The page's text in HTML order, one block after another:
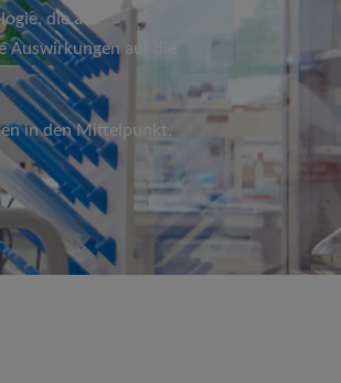
die aus
auf die
in den Mittelpunkt.